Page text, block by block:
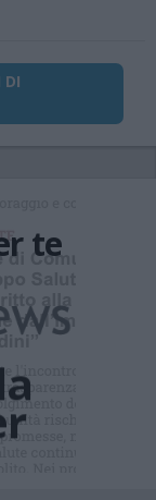
DI
te